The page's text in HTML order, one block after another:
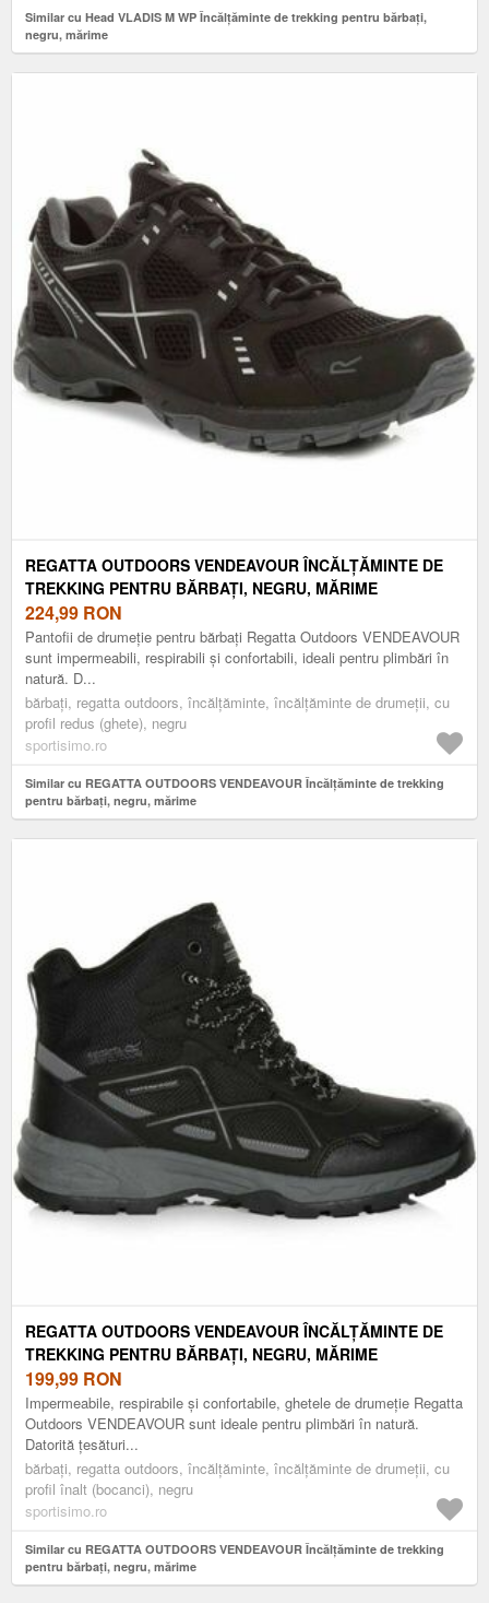
Similar cu Head VLADIS M WP Încălțăminte de trekking pentru bărbați,
negru, mărime
REGATTA OUTDOORS VENDEAVOUR ÎNCĂLȚĂMINTE DE
TREKKING PENTRU BĂRBAȚI, NEGRU, MĂRIME
224,99 RON
Pantofii de drumeție pentru bărbați Regatta Outdoors VENDEAVOUR
sunt impermeabili, respirabili și confortabili, ideali pentru plimbări în
natură. D...
bărbați, regatta outdoors, încălțăminte, încălțăminte de drumeții, cu
profil redus (ghete), negru
sportisimo.ro
Similar cu REGATTA OUTDOORS VENDEAVOUR Încălțăminte de trekking
pentru bărbați, negru, mărime
REGATTA OUTDOORS VENDEAVOUR ÎNCĂLȚĂMINTE DE
TREKKING PENTRU BĂRBAȚI, NEGRU, MĂRIME
199,99 RON
Impermeabile, respirabile și confortabile, ghetele de drumeție Regatta
Outdoors VENDEAVOUR sunt ideale pentru plimbări în natură.
Datorită țesături...
bărbați, regatta outdoors, încălțăminte, încălțăminte de drumeții, cu
profil înalt (bocanci), negru
sportisimo.ro
Similar cu REGATTA OUTDOORS VENDEAVOUR Încălțăminte de trekking
pentru bărbați, negru, mărime